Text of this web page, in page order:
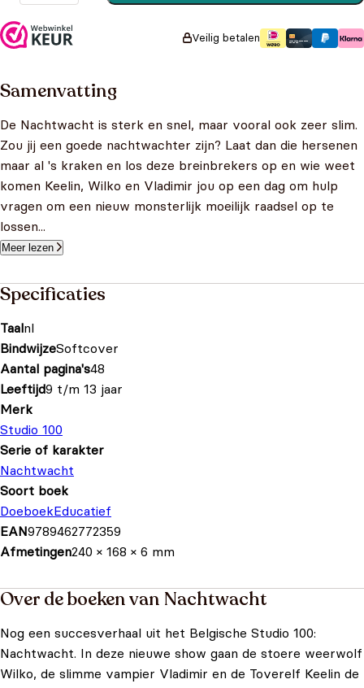
Veilig betalen
Samenvatting
De Nachtwacht is sterk en snel, maar vooral ook zeer slim.
Zou jij een goede nachtwachter zijn? Laat dan die hersenen
maar al 's kraken en los deze breinbrekers op en wie weet
komen Keelin, Wilko en Vladimir jou op een dag om hulp
vragen om een nieuw monsterlijk moeilijk raadsel op te
lossen...
Meer lezen
Specificaties
Taalnl
BindwijzeSoftcover
Aantal pagina's48
Leeftijd9 t/m 13 jaar
Merk
Studio 100
Serie of karakter
Nachtwacht
Soort boek
DoeboekEducatief
EAN9789462772359
Afmetingen240 × 168 × 6 mm
Over de boeken van Nachtwacht
Nog een succesverhaal uit het Belgische Studio 100:
Nachtwacht. In deze nieuwe show gaan de stoere weerwolf
Wilko, de slimme vampier Vladimir en de Toverelf Keelin de